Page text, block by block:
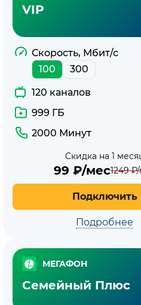
VIP
Скорость, Мбит/с
100
300
120 каналов
999 ГБ
2000 Минут
Скидка на 1
99 ₽/мес1249₽/
Подключить
Подробнее
МЕГАФОН
Семейный Плюс